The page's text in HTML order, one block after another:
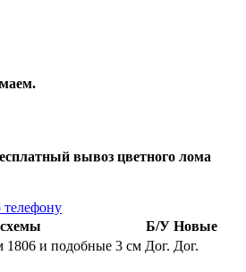
вывоз цветного лома
Б/У Новые
1806 и подобные 3 см Дог. Дог.